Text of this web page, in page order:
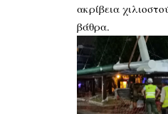
ακρίβεια
βάθρα.